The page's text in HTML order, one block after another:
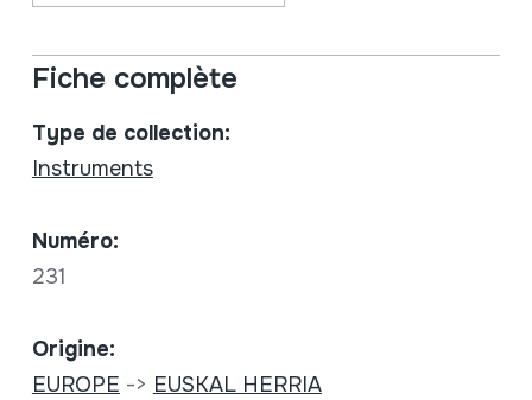
Fiche complète
Type de collection:
Instruments
Numéro:
231
Origine:
EUROPE -> EUSKAL HERRIA